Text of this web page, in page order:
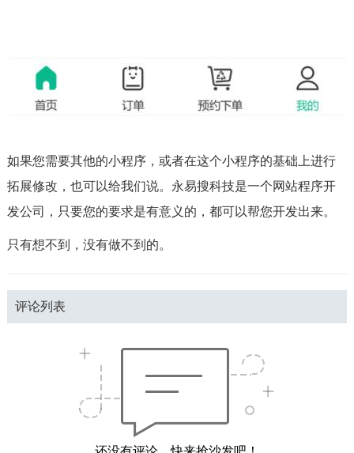
如果您需要其他的小程序，或者在这个小程序的基础上进行
拓展修改，也可以给我们说。永易搜科技是一个网站程序开
发公司，只要您的要求是有意义的，都可以帮您开发出来。
只有想不到，没有做不到的。
评论列表